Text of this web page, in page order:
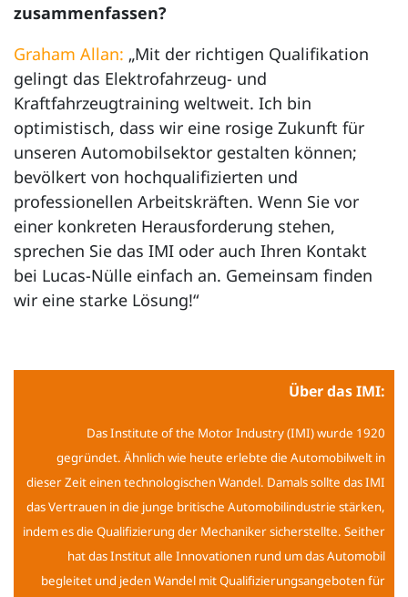
zusammenfassen?
Graham Allan: „Mit der richtigen Qualifikation
gelingt das Elektrofahrzeug- und
Kraftfahrzeugtraining weltweit. Ich bin
optimistisch, dass wir eine rosige Zukunft für
unseren Automobilsektor gestalten können;
bevölkert von hochqualifizierten und
professionellen Arbeitskräften. Wenn Sie vor
einer konkreten Herausforderung stehen,
sprechen Sie das IMI oder auch Ihren Kontakt
bei Lucas-Nülle einfach an. Gemeinsam finden
wir eine starke Lösung!“
Über das IMI:
Das Institute of the Motor Industry (IMI) wurde 1920
gegründet. Ähnlich wie heute erlebte die Automobilwelt in
dieser Zeit einen technologischen Wandel. Damals sollte das IMI
das Vertrauen in die junge britische Automobilindustrie stärken,
indem es die Qualifizierung der Mechaniker sicherstellte. Seither
hat das Institut alle Innovationen rund um das Automobil
begleitet und jeden Wandel mit Qualifizierungsangeboten für